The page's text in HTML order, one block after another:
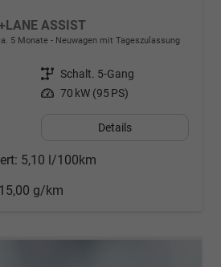
ASSIST
5 Monate Neuwagen mit Tageszulassung
Getriebe Schalt. 5-Gang
Leistung 70 kW (95 PS)
Details
5,10 l/100km
g/km